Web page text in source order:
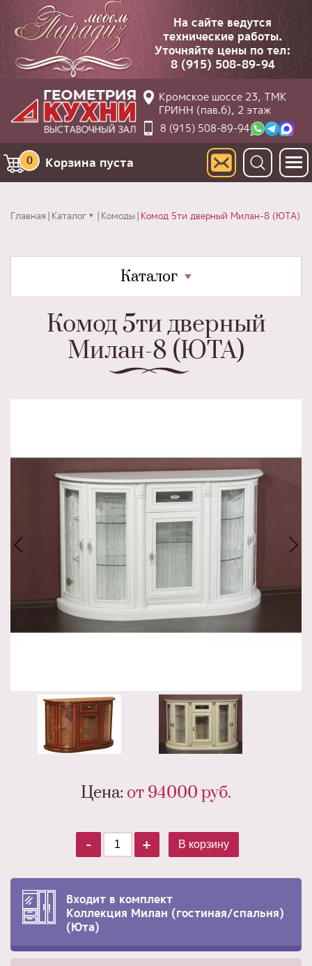
На сайте ведутся
технические работы.
Уточняйте цены по тел:
8 (915) 508-89-94
Кромское шоссе 23, ТМК
ГРИНН (пав.6), 2 этаж
8 (915) 508-89-94
0 Корзина пуста
Главная Каталог Комоды Комод 5ти дверный Милан-8 (ЮТА)
Каталог
Комод 5ти дверный
Милан-8 (ЮТА)
Цена: от 94000 руб.
- + В корзину
Входит в комплект
Коллекция Милан (гостиная/спальня)
(Юта)